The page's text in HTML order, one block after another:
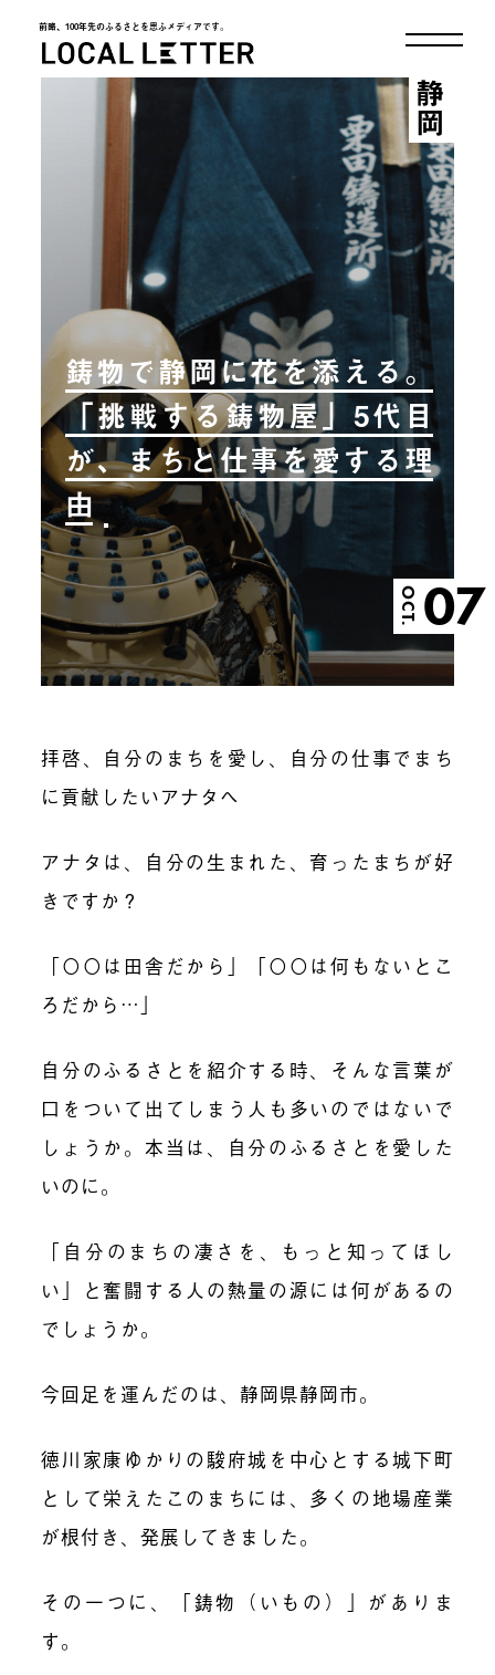
前略、100年先のふるさとを思ふメディアです。
LOCAL LETTER
鋳物で静岡に花を添える。
「挑戦する鋳物屋」5代目
が、まちと仕事を愛する理
由
OCT. 07
静岡
拝啓、自分のまちを愛し、自分の仕事でまち
に貢献したいアナタへ
アナタは、自分の生まれた、育ったまちが好
きですか？
「〇〇は田舎だから」「〇〇は何もないとこ
ろだから…」
自分のふるさとを紹介する時、そんな言葉が
口をついて出てしまう人も多いのではないで
しょうか。本当は、自分のふるさとを愛した
いのに。
「自分のまちの凄さを、もっと知ってほし
い」と奮闘する人の熱量の源には何があるの
でしょうか。
今回足を運んだのは、静岡県静岡市。
徳川家康ゆかりの駿府城を中心とする城下町
として栄えたこのまちには、多くの地場産業
が根付き、発展してきました。
その一つに、「鋳物（いもの）」がありま
す。